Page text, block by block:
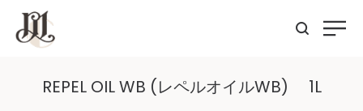
REPEL OIL WB (レペルオイルWB) 1L